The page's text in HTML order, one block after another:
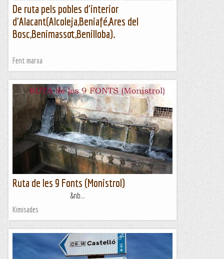
De ruta pels pobles d'interior
d'Alacant(Alcoleja,Beniafé,Ares del
Bosc,Benimassot,Benilloba).
Fent marxa
Ruta de les 9 Fonts (Monistrol)
&nb...
Kimisades